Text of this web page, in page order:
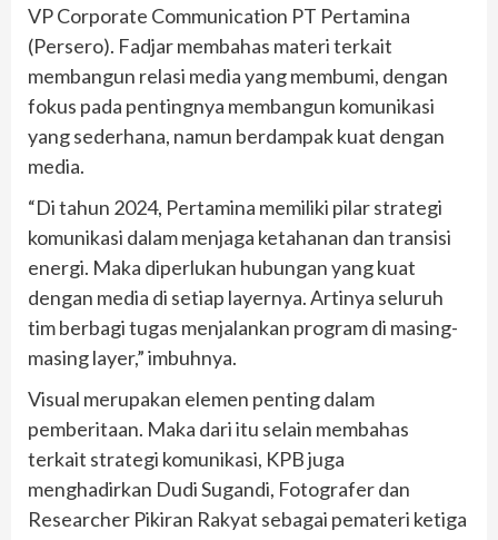
VP Corporate Communication PT Pertamina
(Persero). Fadjar membahas materi terkait
membangun relasi media yang membumi, dengan
fokus pada pentingnya membangun komunikasi
yang sederhana, namun berdampak kuat dengan
media.
“Di tahun 2024, Pertamina memiliki pilar strategi
komunikasi dalam menjaga ketahanan dan transisi
energi. Maka diperlukan hubungan yang kuat
dengan media di setiap layernya. Artinya seluruh
tim berbagi tugas menjalankan program di masing-
masing layer,” imbuhnya.
Visual merupakan elemen penting dalam
pemberitaan. Maka dari itu selain membahas
terkait strategi komunikasi, KPB juga
menghadirkan Dudi Sugandi, Fotografer dan
Researcher Pikiran Rakyat sebagai pemateri ketiga